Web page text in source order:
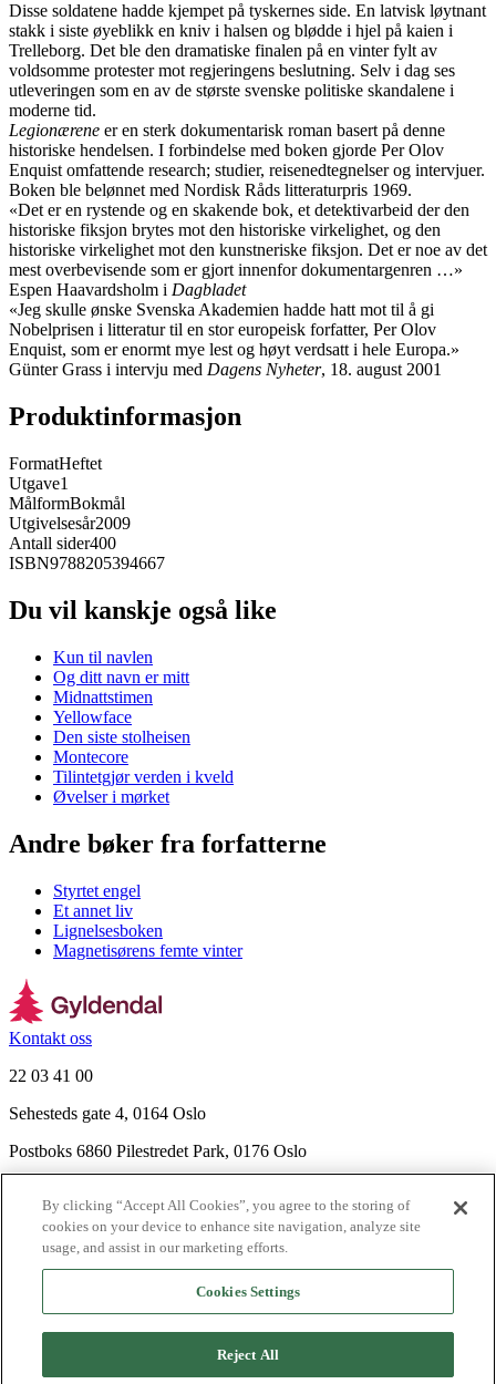
Disse soldatene hadde kjempet på tyskernes side. En latvisk løytnant
stakk i siste øyeblikk en kniv i halsen og blødde i hjel på kaien i
Trelleborg. Det ble den dramatiske finalen på en vinter fylt av
voldsomme protester mot regjeringens beslutning. Selv i dag ses
utleveringen som en av de største svenske politiske skandalene i
moderne tid.
Legionærene er en sterk dokumentarisk roman basert på denne
historiske hendelsen. I forbindelse med boken gjorde Per Olov
Enquist omfattende research; studier, reisenedtegnelser og intervjuer.
Boken ble belønnet med Nordisk Råds litteraturpris 1969.
«Det er en rystende og en skakende bok, et detektivarbeid der den
historiske fiksjon brytes mot den historiske virkelighet, og den
historiske virkelighet mot den kunstneriske fiksjon. Det er noe av det
mest overbevisende som er gjort innenfor dokumentargenren …»
Espen Haavardsholm i Dagbladet
«Jeg skulle ønske Svenska Akademien hadde hatt mot til å gi
Nobelprisen i litteratur til en stor europeisk forfatter, Per Olov
Enquist, som er enormt mye lest og høyt verdsatt i hele Europa.»
Günter Grass i intervju med Dagens Nyheter, 18. august 2001
Produktinformasjon
FormatHeftet
Utgave1
MålformBokmål
Utgivelsesår2009
Antall sider400
ISBN9788205394667
Du vil kanskje også like
Kun til navlen
Og ditt navn er mitt
Midnattstimen
Yellowface
Den siste stolheisen
Montecore
Tilintetgjør verden i kveld
Øvelser i mørket
Andre bøker fra forfatterne
Styrtet engel
Et annet liv
Lignelsesboken
Magnetisørens femte vinter
Kontakt oss
22 03 41 00
Sehesteds gate 4, 0164 Oslo
Postboks 6860 Pilestredet Park, 0176 Oslo
Nyhetsbrev
Ledige stillinger
Send inn manus
By clicking “Accept All Cookies”, you agree to the storing of
cookies on your device to enhance site navigation, analyze site
usage, and assist in our marketing efforts.
Cookies Settings
Reject All